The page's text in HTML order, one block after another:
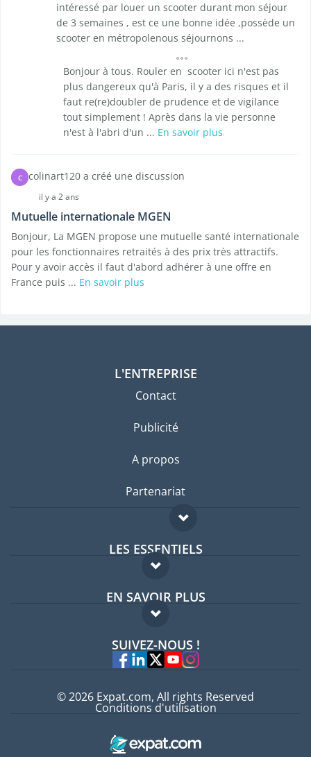
intéressé par louer un scooter durant mon séjour
de 3 semaines , est ce une bonne idée ,possède un
scooter en métropolenous séjournons ...
Bonjour à tous. Rouler en scooter ici n'est pas
plus dangereux qu'à Paris, il y a des risques et il
faut re(re)doubler de prudence et de vigilance
tout simplement ! Après dans la vie personne
n'est à l'abri d'un ... En savoir plus
C colinart120 a créé une discussion
il y a 2 ans
Mutuelle internationale MGEN
Bonjour, La MGEN propose une mutuelle santé internationale
pour les fonctionnaires retraités à des prix très attractifs.
Pour y avoir accès il faut d'abord adhérer à une offre en
France puis ... En savoir plus
L'ENTREPRISE
Contact
Publicité
A propos
Partenariat
LES ESSENTIELS
Forum expatriés
Guides pays
EN SAVOIR PLUS
FAQ
Experts
SUIVEZ-NOUS !
© 2026 Expat.com, All rights Reserved
Conditions d'utilisation